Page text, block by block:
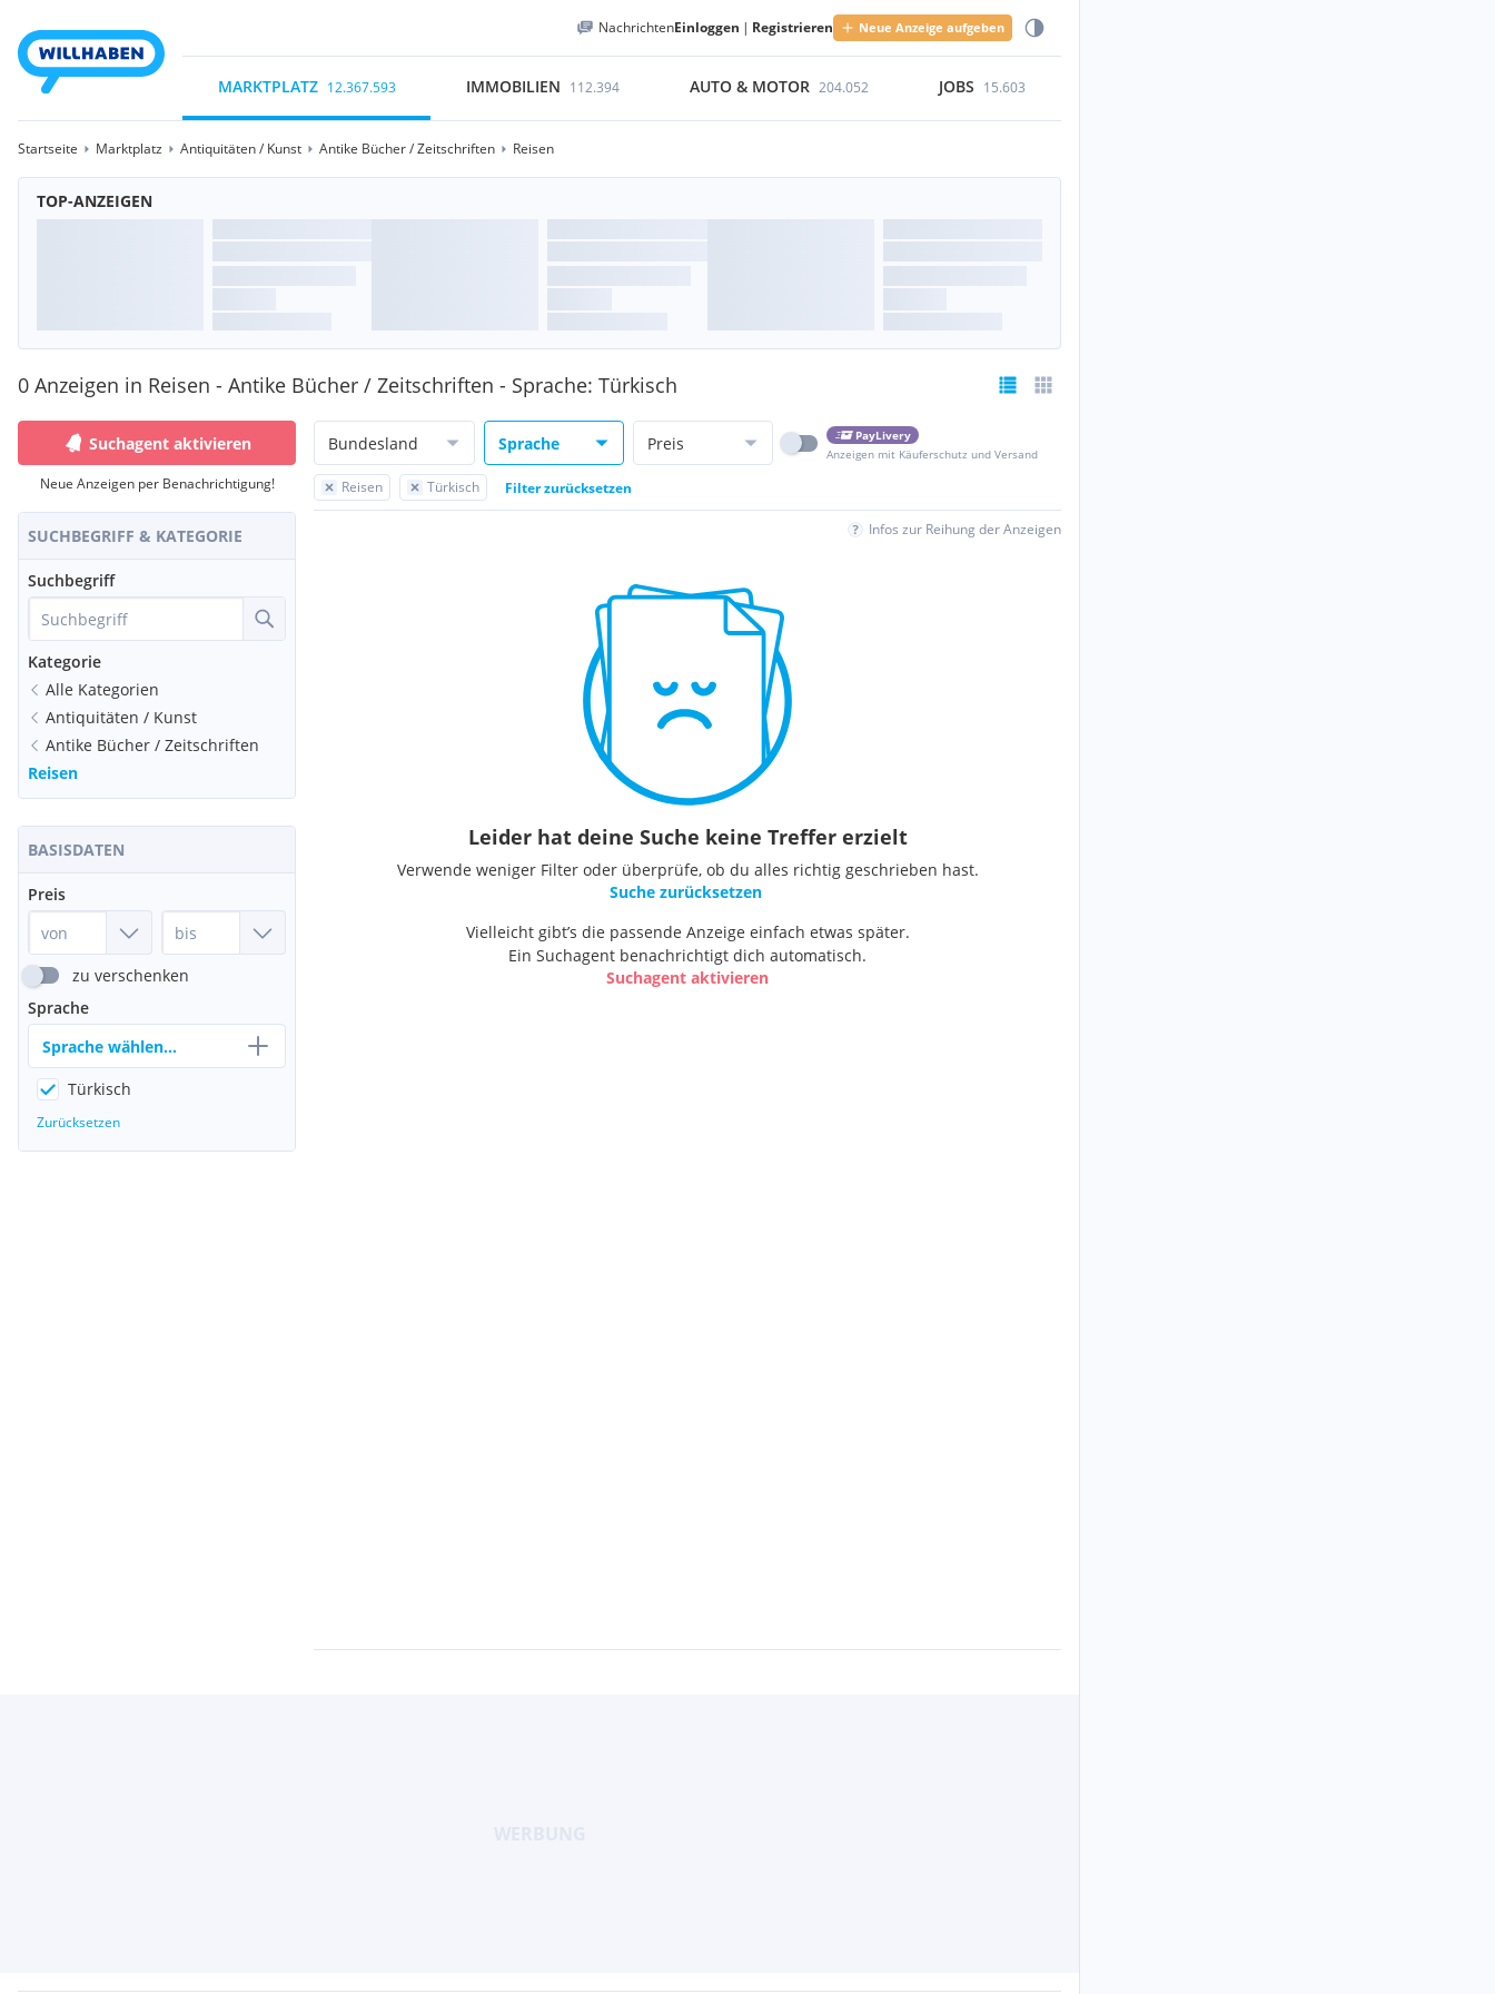
NachrichtenEinloggen | Registrieren Neue Anzeige aufgeben
MARKTPLATZ 12.367.593 IMMOBILIEN 112.394 AUTO & MOTOR 204.052 JOBS 15.603
Startseite Marktplatz Antiquitäten / Kunst Antike Bücher / Zeitschriften Reisen
TOP-ANZEIGEN
0 Anzeigen in Reisen - Antike Bücher / Zeitschriften - Sprache: Türkisch
Suchagent aktivieren
Neue Anzeigen per Benachrichtigung!
SUCHBEGRIFF & KATEGORIE
Suchbegriff
Kategorie
Alle Kategorien
Antiquitäten / Kunst
Antike Bücher / Zeitschriften
Reisen
BASISDATEN
Preis
zu verschenken
Sprache
Sprache wählen...
Türkisch
Zurücksetzen
Bundesland Sprache Preis
PayLivery
Anzeigen mit Käuferschutz und Versand
Reisen Türkisch Filter zurücksetzen
Infos zur Reihung der Anzeigen
Leider hat deine Suche keine Treffer erzielt
Verwende weniger Filter oder überprüfe, ob du alles richtig geschrieben hast.
Suche zurücksetzen
Vielleicht gibt’s die passende Anzeige einfach etwas später.
Ein Suchagent benachrichtigt dich automatisch.
Suchagent aktivieren